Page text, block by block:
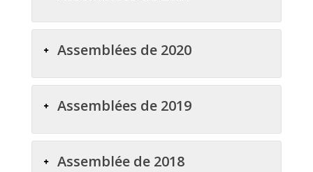
Assemblées de 2020
Assemblées de 2019
Assemblée de 2018